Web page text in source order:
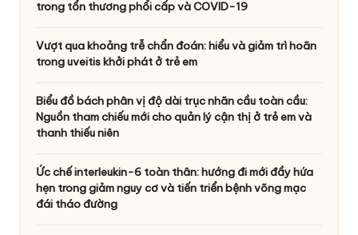
trong tổn thương phổi cấp và COVID-19
Vượt qua khoảng trễ chẩn đoán: hiểu và giảm trì hoãn
trong uveitis khởi phát ở trẻ em
Biểu đồ bách phân vị độ dài trục nhãn cầu toàn cầu:
Nguồn tham chiếu mới cho quản lý cận thị ở trẻ em và
thanh thiếu niên
Ức chế interleukin-6 toàn thân: hướng đi mới đầy hứa
hẹn trong giảm nguy cơ và tiến triển bệnh võng mạc
đái tháo đường